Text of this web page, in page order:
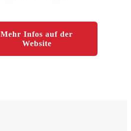
Mehr Infos auf der
Website